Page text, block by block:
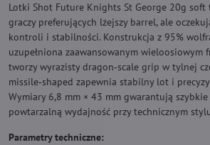
Lotki Shot Future Knights St George 20g
graczy preferujących lżejszy barrel, ale
kontroli i stabilności. Konstrukcja z 95%
uzupełniona zaawansowanym wieloosiowym
tworzy wyrazisty dragon‑scale grip w tylnej
missile‑shaped zapewnia stabilny lot i
Wymiary 6,8 mm × 43 mm gwarantują
powtarzalną wydajność przy technicznym
Parametry techniczne: